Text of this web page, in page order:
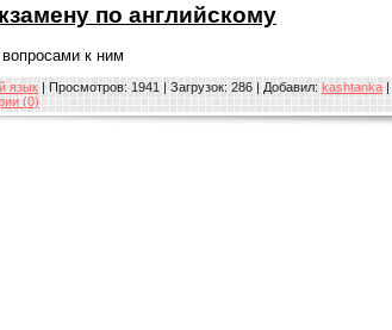
по английскому
к ним
язык | Просмотров: 1941 | Загрузок: 286 | Добавил: kashtanka
(0)